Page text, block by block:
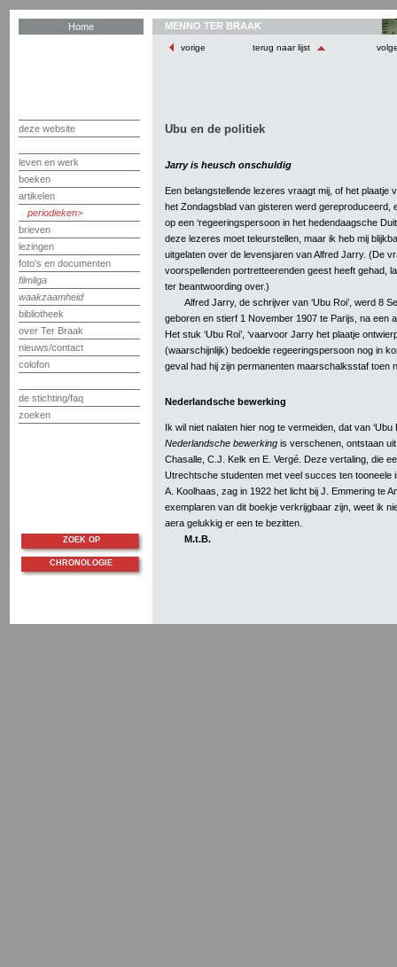
Home
deze website
leven en werk
boeken
artikelen
periodieken
brieven
lezingen
foto's en documenten
filmliga
waakzaamheid
bibliotheek
over Ter Braak
nieuws/contact
colofon
de stichting/faq
zoeken
MENNO TER BRAAK
vorige terug naar lijst
Ubu en de politiek
Jarry is heusch onschuldig
Een belangstellende lezeres vraagt mij, of het plaatje
het Zondagsblad van gisteren werd gereproduceerd,
op een ‘regeeringspersoon in het hedendaagsche
deze lezeres moet teleurstellen, maar ik heb mij
uitgelaten over de levensjaren van Alfred Jarry. (De
voorspellenden portretteerenden geest heeft gehad,
ter beantwoording over.)
Alfred Jarry, de schrijver van ‘Ubu Roi’, werd 8
geboren en stierf 1 November 1907 te Parijs, na een
Het stuk ‘Ubu Roi’, ‘vaarvoor Jarry het plaatje
(waarschijnlijk) bedoelde regeeringspersoon nog in
geval had hij zijn permanenten maarschalksstaf toen
Nederlandsche bewerking
Ik wil niet nalaten hier nog te vermeiden, dat van ‘Ubu
Nederlandsche bewerking is verschenen, ontstaan
Chasalle, C.J. Kelk en E. Vergé. Deze vertaling, die
Utrechtsche studenten met veel succes ten tooneele
A. Koolhaas, zag in 1922 het licht bij J. Emmering te
exemplaren van dit boekje verkrijgbaar zijn, weet ik
aera gelukkig er een te bezitten.
M.t.B.
ZOEK OP
CHRONOLOGIE